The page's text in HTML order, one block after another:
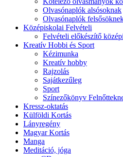
Olvasónaplók alsósoknak
Olvasónaplók
Középiskolai Felvételi
Felvételi előkészítő
Kreatív Hobbi és Sport
Kézimunka
Kreatív hobby
Rajzolás
Sajátkezűleg
Sport
Színezőkönyv
Kressz-oktatás
Külföldi Kortás
Lányregény
Magyar Kortás
Manga
Meditáció, jóga